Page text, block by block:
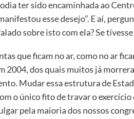
ter sido encaminhada ao
esse desejo”. E aí,
sobre isto com ela? Se
que ficam no ar, como no ar
2004, dos quais muitos já
Mudar essa estrutura de
o único fito de travar o
pela maioria dos nossos